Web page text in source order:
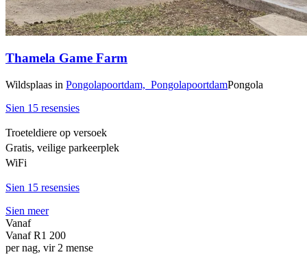
Thamela Game Farm
Wildsplaas in Pongolapoortdam, PongolapoortdamPongola
Sien 15 resensies
Troeteldiere op versoek
Gratis, veilige parkeerplek
WiFi
Sien 15 resensies
Sien meer
Vanaf
Vanaf R1 200
per nag, vir 2 mense